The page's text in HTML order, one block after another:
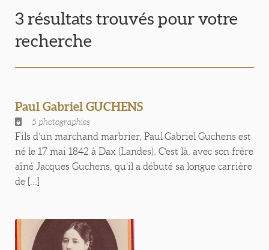
3 résultats trouvés pour votre
recherche
Paul Gabriel GUCHENS
5 photographies
Fils d’un marchand marbrier, Paul Gabriel Guchens est
né le 17 mai 1842 à Dax (Landes). C’est là, avec son frère
aîné Jacques Guchens, qu’il a débuté sa longue carrière
de [...]